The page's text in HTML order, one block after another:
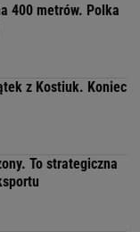
400 metrów. Polka
z Kostiuk. Koniec
To strategiczna